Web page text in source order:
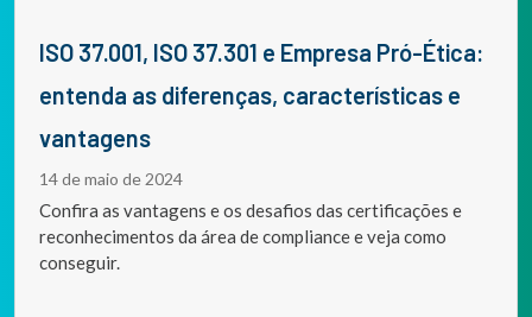
ISO 37.001, ISO 37.301 e Empresa Pró-Ética:
entenda as diferenças, características e
vantagens
14 de maio de 2024
Confira as vantagens e os desafios das certificações e
reconhecimentos da área de compliance e veja como
conseguir.